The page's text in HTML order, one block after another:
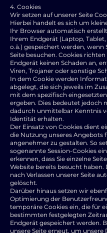
4. Cookies
Wir setzen auf unserer Seite
Hierbei handelt es sich um
Ihr Browser automatisch
Ihrem Endgerät (Laptop,
o.ä.) gespeichert werden, wenn
Seite besuchen. Cookies
Endgerät keinen Schaden an,
Viren, Trojaner oder sonstige
In dem Cookie werden
abgelegt, die sich jeweils im
mit dem spezifisch
ergeben. Dies bedeutet jedoch
dadurch unmittelbar Kenntnis
Identität erhalten.
Der Einsatz von Cookies dient
die Nutzung unseres Angebots
angenehmer zu gestalten. So
sogenannte Session-Cookies
erkennen, dass Sie einzelne
Website bereits besucht haben.
nach Verlassen unserer Seite
gelöscht.
Darüber hinaus setzen wir
Optimierung der
temporäre Cookies ein, die für
bestimmten festgelegten
Endgerät gespeichert werden.
unsere Seite erneut, um unsere